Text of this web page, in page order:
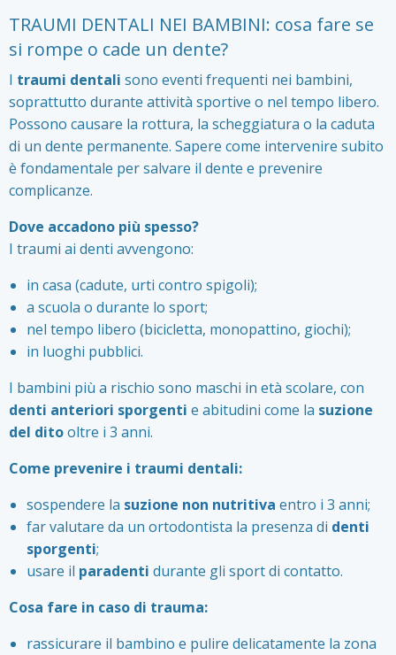
TRAUMI DENTALI NEI BAMBINI: cosa fare se
si rompe o cade un dente?
I traumi dentali sono eventi frequenti nei bambini,
soprattutto durante attività sportive o nel tempo libero.
Possono causare la rottura, la scheggiatura o la caduta
di un dente permanente. Sapere come intervenire subito
è fondamentale per salvare il dente e prevenire
complicanze.
Dove accadono più spesso?
I traumi ai denti avvengono:
in casa (cadute, urti contro spigoli);
a scuola o durante lo sport;
nel tempo libero (bicicletta, monopattino, giochi);
in luoghi pubblici.
I bambini più a rischio sono maschi in età scolare, con
denti anteriori sporgenti e abitudini come la suzione
del ditooltre i 3 anni.
Come prevenire i traumi dentali:
sospendere la suzione non nutritiva entro i 3 anni;
far valutare da un ortodontista la presenza di denti
sporgenti;
usare il paradenti durante gli sport di contatto.
Cosa fare in caso di trauma:
rassicurare il bambino e pulire delicatamente la zona